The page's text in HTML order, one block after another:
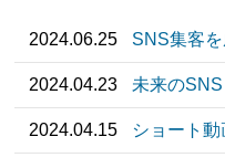
2024.06.25 SNS集客
2024.04.23 未来のSNS
2024.04.15 ショート